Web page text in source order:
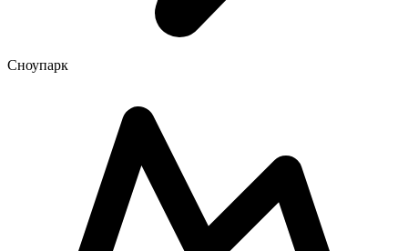
Сноупарк